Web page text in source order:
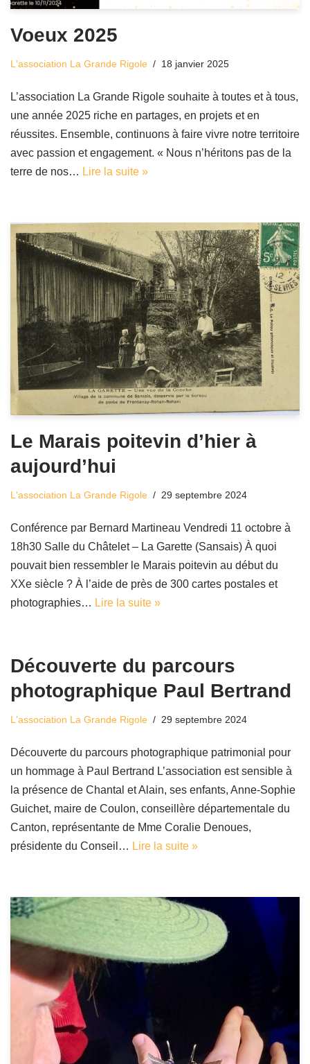
Voeux 2025
L'association La Grande Rigole 18 janvier 2025
L’association La Grande Rigole souhaite à toutes et à tous,
une année 2025 riche en partages, en projets et en
réussites. Ensemble, continuons à faire vivre notre territoire
avec passion et engagement. « Nous n’héritons pas de la
terre de nos… Lire la suite »
Le Marais poitevin d’hier à
aujourd’hui
L'association La Grande Rigole 29 septembre 2024
Conférence par Bernard Martineau Vendredi 11 octobre à
18h30 Salle du Châtelet – La Garette (Sansais) À quoi
pouvait bien ressembler le Marais poitevin au début du
XXe siècle ? À l’aide de près de 300 cartes postales et
photographies… Lire la suite »
Découverte du parcours
photographique Paul Bertrand
L'association La Grande Rigole 29 septembre 2024
Découverte du parcours photographique patrimonial pour
un hommage à Paul Bertrand L’association est sensible à
la présence de Chantal et Alain, ses enfants, Anne-Sophie
Guichet, maire de Coulon, conseillère départementale du
Canton, représentante de Mme Coralie Denoues,
présidente du Conseil… Lire la suite »